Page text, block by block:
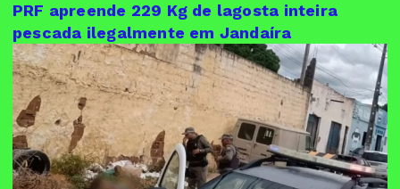
PRF apreende 229 Kg de lagosta inteira
pescada ilegalmente em Jandaíra